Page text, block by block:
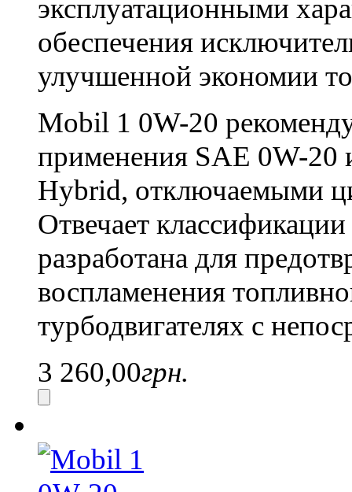
эксплуатационными
обеспечения
улучшенной экономии
Mobil 1 0W-20
применения SAE 0W-20
Hybrid, отключаемыми
Отвечает классификации
разработана для
воспламенения
турбодвигателях с
3 260,00грн.